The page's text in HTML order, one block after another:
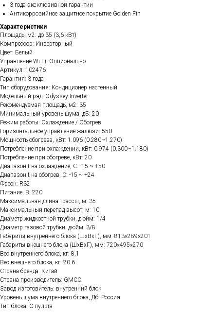
3 года эксклюзивной гарантии
Антикоррозийное защитное покрытие Golden Fin
Характеристики
Площадь, м2: до 35 (3,6 кВт)
Компрессор: Инверторный
Цвет: Белый
Управление Wi-Fi: Опционально
Артикул: 102476
Гарантия: 3 года
Тип оборудования: Кондиционер настенный
Модельный ряд: Odyssey Inverter
Рекомендуемая площадь, м2: 35
Минимальный уровень шума, дБ: 20
Режим работы: Охлаждение / Обогрев
Горизонтальное управление жалюзи: 550
Мощность обогрева, кВт: 1.096 (0.280~1.270)
Потребление при охлаждении, кВт: 0.974 (0.300~1.180)
Потребление при обогреве, кВт: 20
Диапазон t на охлаждение, C: -15 ~ +50
Диапазон t на обогрев, C: -15 ~ +24
Фреон: R32
Питание, В: 220
Максимальная длина трассы, м: 35
Максимальный перепад высот, м: 10
Диаметр жидкостной трубки, дюйм: 1/4
Диаметр газовой трубки, дюйм: 3/8
Габариты внутреннего блока (ШхВхГ), мм: 813×289×201
Габариты внешнего блока (ШхВхГ), мм: 720×495×270
Вес внутреннего блока, кг: 8,1
Вес внешнего блока, кг: 20.6
Страна бренда: Китай
Страна производитель: GMCC
Завод изготовитель: внутренний блок
Уровень шума внутреннего блока, Дб: Россия
Тип блока: С пульта